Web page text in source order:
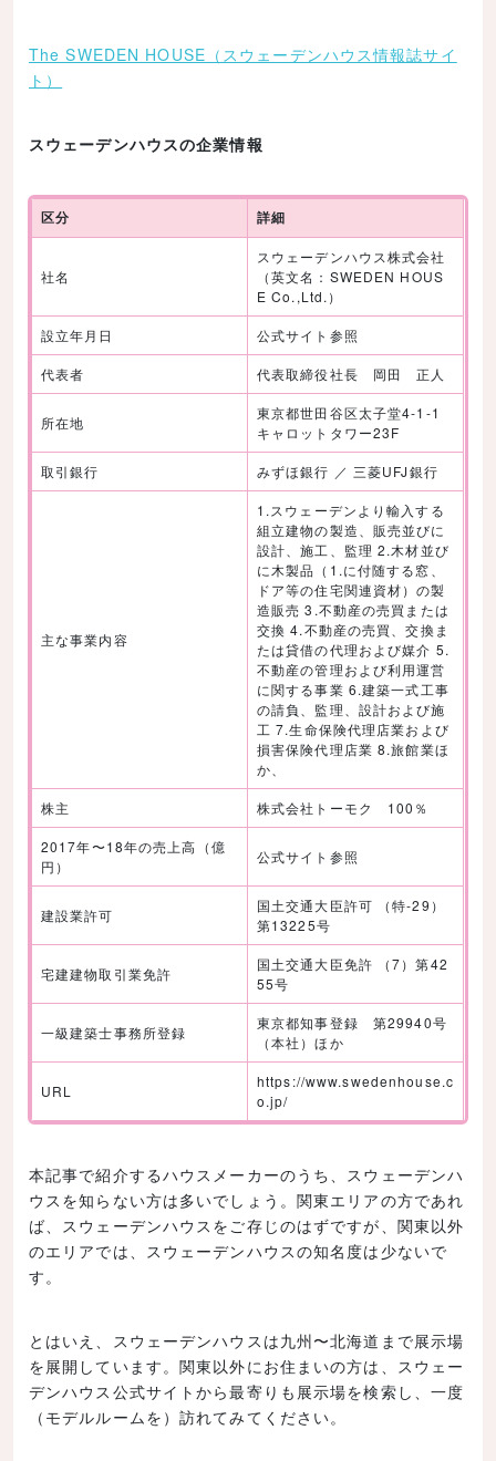
The SWEDEN HOUSE（スウェーデンハウス情報誌サイ
ト）
スウェーデンハウスの企業情報
区分 詳細
社名
スウェーデンハウス株式会社
（英文名：SWEDEN HOUS
E Co.,Ltd.）
設立年月日 公式サイト参照
代表者 代表取締役社長 岡田 正人
所在地
東京都世田谷区太子堂4-1-1
キャロットタワー23F
取引銀行 みずほ銀行 ／ 三菱UFJ銀行
主な事業内容
1.スウェーデンより輸入する
組立建物の製造、販売並びに
設計、施工、監理 2.木材並び
に木製品（1.に付随する窓、
ドア等の住宅関連資材）の製
造販売 3.不動産の売買または
交換 4.不動産の売買、交換ま
たは貸借の代理および媒介 5.
不動産の管理および利用運営
に関する事業 6.建築一式工事
の請負、監理、設計および施
工 7.生命保険代理店業および
損害保険代理店業 8.旅館業ほ
か、
株主 株式会社トーモク 100％
2017年〜18年の売上高（億
円）
公式サイト参照
建設業許可
国土交通大臣許可 （特-29）
第13225号
宅建建物取引業免許
国土交通大臣免許 （7）第42
55号
一級建築士事務所登録
東京都知事登録 第29940号
（本社）ほか
URL
https://www.swedenhouse.c
o.jp/
本記事で紹介するハウスメーカーのうち、スウェーデンハ
ウスを知らない方は多いでしょう。関東エリアの方であれ
ば、スウェーデンハウスをご存じのはずですが、関東以外
のエリアでは、スウェーデンハウスの知名度は少ないで
す。
とはいえ、スウェーデンハウスは九州〜北海道まで展示場
を展開しています。関東以外にお住まいの方は、スウェー
デンハウス公式サイトから最寄りも展示場を検索し、一度
（モデルルームを）訪れてみてください。